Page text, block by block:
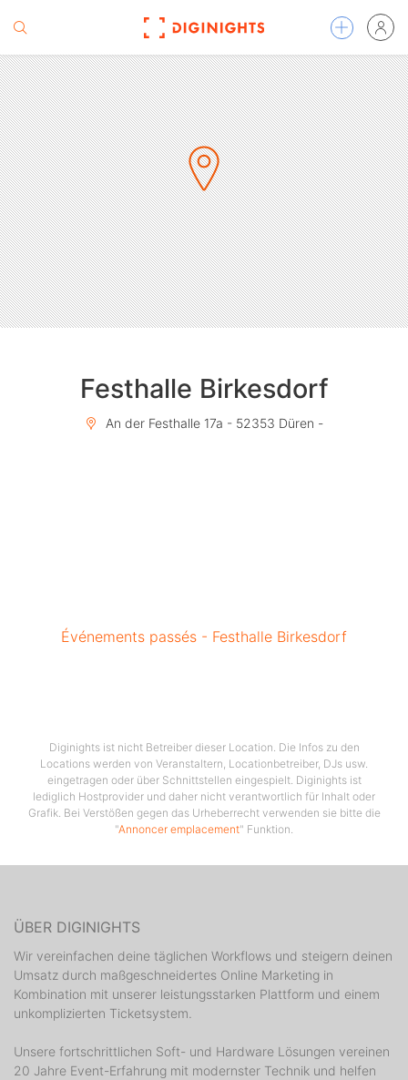
Festhalle Birkesdorf
An der Festhalle 17a - 52353 Düren -
Événements passés - Festhalle Birkesdorf
Diginights ist nicht Betreiber dieser Location. Die Infos zu den
Locations werden von Veranstaltern, Locationbetreiber, DJs usw.
eingetragen oder über Schnittstellen eingespielt. Diginights ist
lediglich Hostprovider und daher nicht verantwortlich für Inhalt oder
Grafik. Bei Verstößen gegen das Urheberrecht verwenden sie bitte die
"Annoncer emplacement" Funktion.
ÜBER DIGINIGHTS
Wir vereinfachen deine täglichen Workflows und steigern deinen
Umsatz durch maßgeschneidertes Online Marketing in
Kombination mit unserer leistungsstarken Plattform und einem
unkomplizierten Ticketsystem.
Unsere fortschrittlichen Soft- und Hardware Lösungen vereinen
20 Jahre Event-Erfahrung mit modernster Technik und helfen